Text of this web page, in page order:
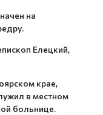
на
Елецкий,
крае,
в местном
больнице.